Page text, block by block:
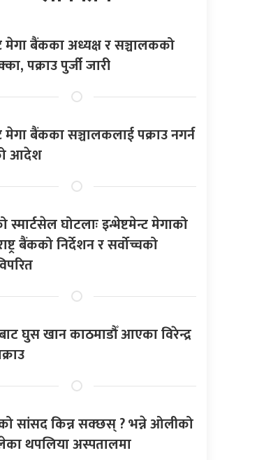
मेगा बैंकका अध्यक्ष र सञ्चालकको
पक्राउ पुर्जी जारी
मेगा बैंकका सञ्चालकलाई पक्राउ नगर्न
आदेश
स्मार्टसेल घोटलाः इन्भेष्टमेन्ट मेगाको
बैंकको निर्देशन र सर्वोच्चको
घुस खान काठमाडौँ आएका विरेन्द्र
सांसद किन्न सक्छस् ? भन्ने ओलीको
थपलिया अस्पतालमा